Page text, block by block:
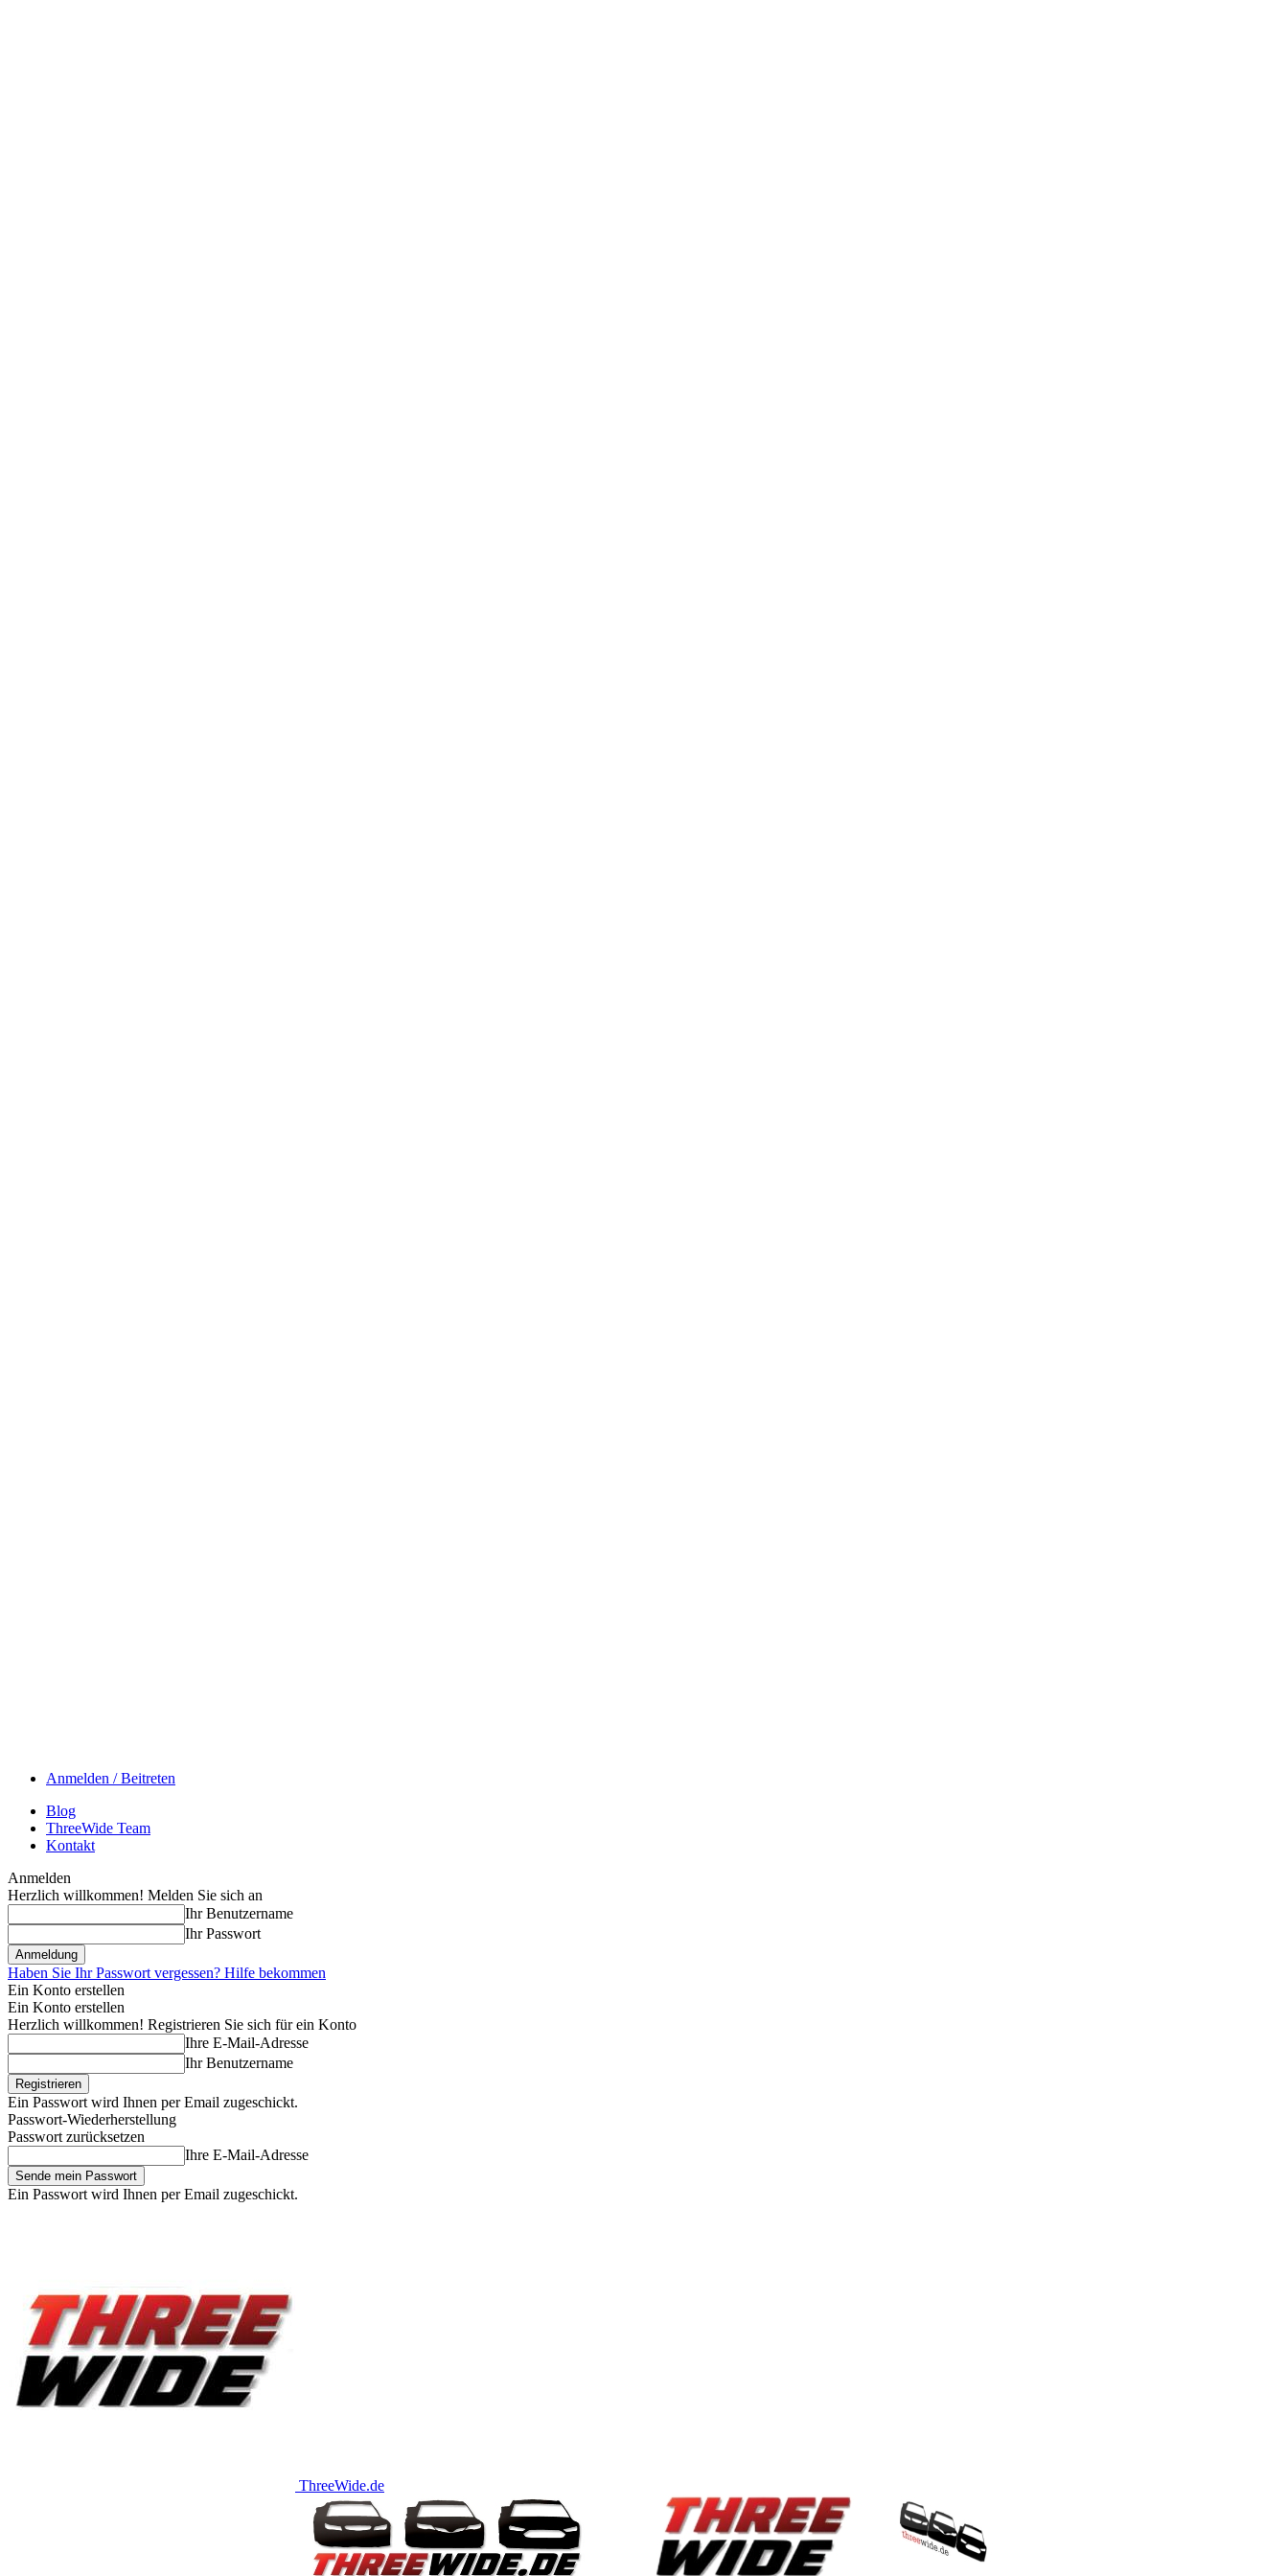
Anmelden / Beitreten
Blog
ThreeWide Team
Kontakt
Anmelden
Herzlich willkommen! Melden Sie sich an
Ihr Benutzername
Ihr Passwort
Haben Sie Ihr Passwort vergessen? Hilfe bekommen
Ein Konto erstellen
Ein Konto erstellen
Herzlich willkommen! Registrieren Sie sich für ein Konto
Ihre E-Mail-Adresse
Ihr Benutzername
Ein Passwort wird Ihnen per Email zugeschickt.
Passwort-Wiederherstellung
Passwort zurücksetzen
Ihre E-Mail-Adresse
Ein Passwort wird Ihnen per Email zugeschickt.
ThreeWide.de